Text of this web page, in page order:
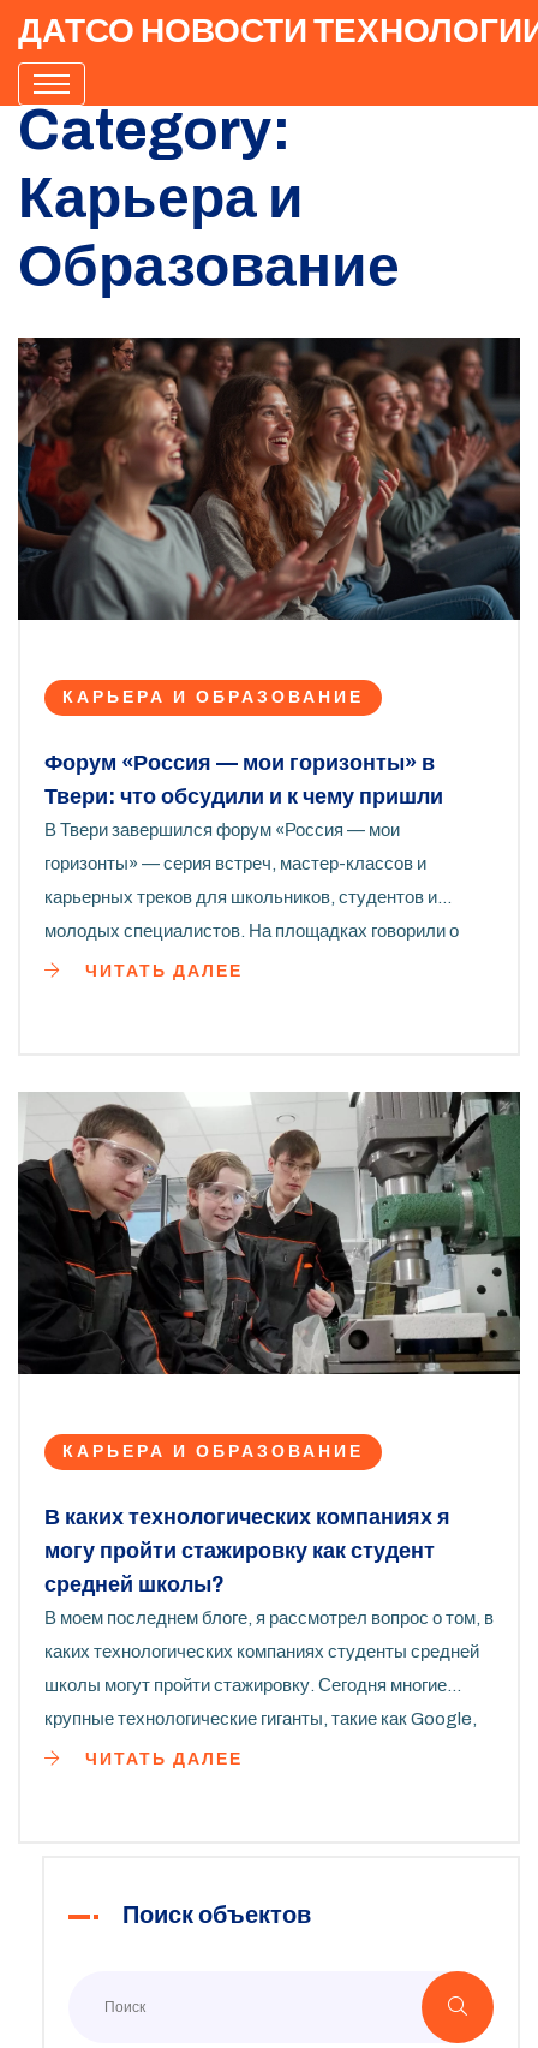
ДАТСО НОВОСТИ
Category:
Карьера и
Образование
КАРЬЕРА И ОБРАЗОВАНИЕ
Форум «Россия — мои горизонты» в
Твери: что обсудили и к чему пришли
В Твери завершился форум «Россия — мои
горизонты» — серия встреч, мастер-классов и
карьерных треков для школьников, студентов и
молодых специалистов. На площадках говорили о
профессиях будущего, стажировках и проектной
продолжить цикл в регионах.
ЧИТАТЬ ДАЛЕЕ
КАРЬЕРА И ОБРАЗОВАНИЕ
В каких технологических компаниях я
могу пройти стажировку как студент
средней школы?
В моем последнем блоге, я рассмотрел вопрос о том, в
каких технологических компаниях студенты средней
школы могут пройти стажировку. Сегодня многие
крупные технологические гиганты, такие как Google,
Microsoft и Apple, предлагают программы стажировок
заранее подготовиться и проявить себя в лучшем
ЧИТАТЬ ДАЛЕЕ
Поиск объектов